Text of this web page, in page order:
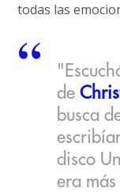
todas las
de
busca
disco
era